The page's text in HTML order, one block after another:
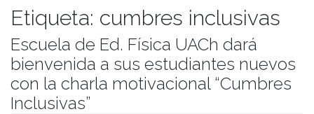
Etiqueta: cumbres inclusivas
Escuela de Ed. Física UACh dará
bienvenida a sus estudiantes nuevos
con la charla motivacional “Cumbres
Inclusivas”